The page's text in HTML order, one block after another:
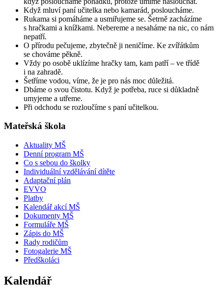
Když mluví paní učitelka nebo kamarád, posloucháme.
Rukama si pomáháme a usmiřujeme se. Šetrně zacházíme
s hračkami a knížkami. Nebereme a nesaháme na nic, co nám
nepatří.
O přírodu pečujeme, zbytečně ji neničíme. Ke zvířátkům
se chováme pěkně.
Vždy po osobě uklízíme hračky tam, kam patří – ve třídě
i na zahradě.
Šetříme vodou, víme, že je pro nás moc důležitá.
Dbáme o svou čistotu. Když je potřeba, ruce si důkladně
umyjeme a utřeme.
Při odchodu se rozloučíme s paní učitelkou.
Mateřská škola
Aktuality MŠ
Denní program MŠ
Co s sebou do školky
Individuální vzdělávání dítěte
Adaptační plán
EVVO
Platby
Kalendář akcí MŠ
Dokumenty MŠ
Formuláře MŠ
Zápis do MŠ
Rady rodičům
Fotogalerie MŠ
Předškoláci
Kalendář